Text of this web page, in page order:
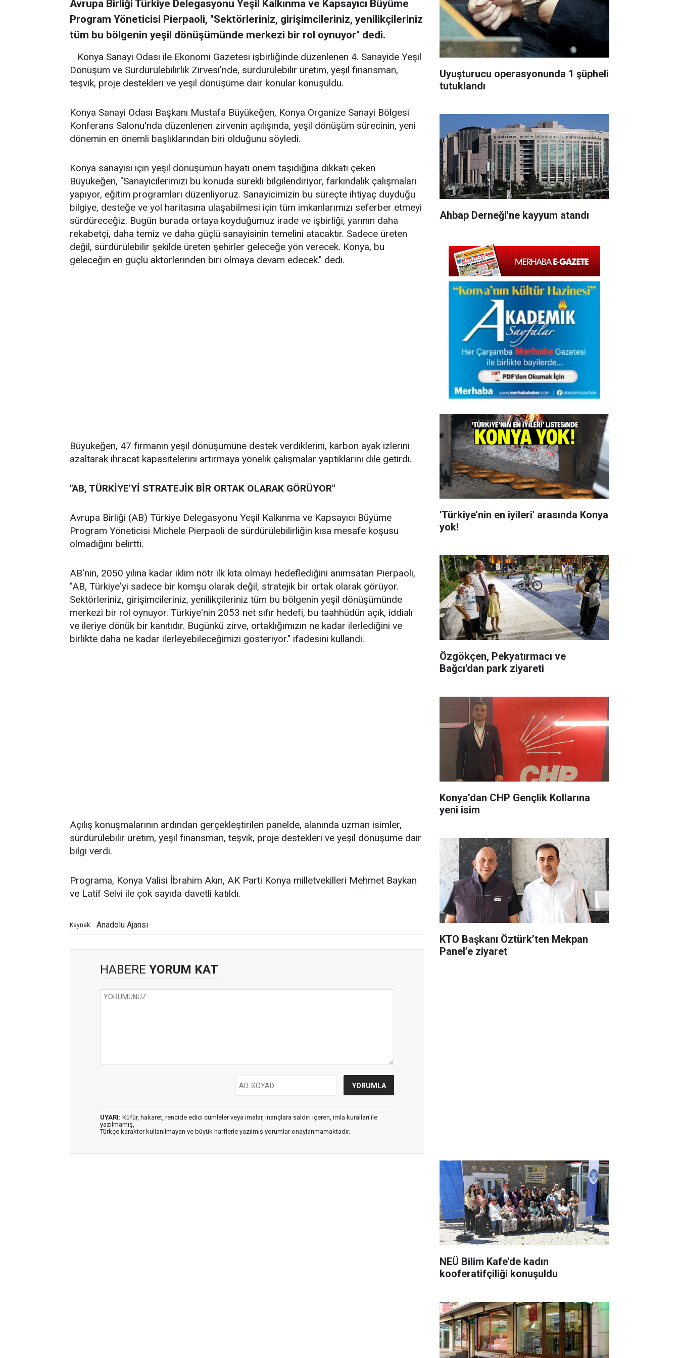
Avrupa Birliği Türkiye Delegasyonu Yeşil Kalkınma ve Kapsayıcı Büyüme
Program Yöneticisi Pierpaoli, "Sektörleriniz, girişimcileriniz, yenilikçileriniz
tüm bu bölgenin yeşil dönüşümünde merkezi bir rol oynuyor" dedi.
Konya Sanayi Odası ile Ekonomi Gazetesi işbirliğinde düzenlenen 4. Sanayide Yeşil
Dönüşüm ve Sürdürülebilirlik Zirvesi'nde, sürdürülebilir üretim, yeşil finansman,
teşvik, proje destekleri ve yeşil dönüşüme dair konular konuşuldu.
Konya Sanayi Odası Başkanı Mustafa Büyükeğen, Konya Organize Sanayi Bölgesi
Konferans Salonu'nda düzenlenen zirvenin açılışında, yeşil dönüşüm sürecinin, yeni
dönemin en önemli başlıklarından biri olduğunu söyledi.
Konya sanayisi için yeşil dönüşümün hayati önem taşıdığına dikkati çeken
Büyükeğen, "Sanayicilerimizi bu konuda sürekli bilgilendiriyor, farkındalık çalışmaları
yapıyor, eğitim programları düzenliyoruz. Sanayicimizin bu süreçte ihtiyaç duyduğu
bilgiye, desteğe ve yol haritasına ulaşabilmesi için tüm imkanlarımızı seferber etmeyi
sürdüreceğiz. Bugün burada ortaya koyduğumuz irade ve işbirliği, yarının daha
rekabetçi, daha temiz ve daha güçlü sanayisinin temelini atacaktır. Sadece üreten
değil, sürdürülebilir şekilde üreten şehirler geleceğe yön verecek. Konya, bu
geleceğin en güçlü aktörlerinden biri olmaya devam edecek." dedi.
Büyükeğen, 47 firmanın yeşil dönüşümüne destek verdiklerini, karbon ayak izlerini
azaltarak ihracat kapasitelerini artırmaya yönelik çalışmalar yaptıklarını dile getirdi.
"AB, TÜRKİYE'Yİ STRATEJİK BİR ORTAK OLARAK GÖRÜYOR"
Avrupa Birliği (AB) Türkiye Delegasyonu Yeşil Kalkınma ve Kapsayıcı Büyüme
Program Yöneticisi Michele Pierpaoli de sürdürülebilirliğin kısa mesafe koşusu
olmadığını belirtti.
AB'nin, 2050 yılına kadar iklim nötr ilk kıta olmayı hedeflediğini anımsatan Pierpaoli,
"AB, Türkiye'yi sadece bir komşu olarak değil, stratejik bir ortak olarak görüyor.
Sektörleriniz, girişimcileriniz, yenilikçileriniz tüm bu bölgenin yeşil dönüşümünde
merkezi bir rol oynuyor. Türkiye'nin 2053 net sıfır hedefi, bu taahhüdün açık, iddialı
ve ileriye dönük bir kanıtıdır. Bugünkü zirve, ortaklığımızın ne kadar ilerlediğini ve
birlikte daha ne kadar ilerleyebileceğimizi gösteriyor." ifadesini kullandı.
Açılış konuşmalarının ardından gerçekleştirilen panelde, alanında uzman isimler,
sürdürülebilir üretim, yeşil finansman, teşvik, proje destekleri ve yeşil dönüşüme dair
bilgi verdi.
Programa, Konya Valisi İbrahim Akın, AK Parti Konya milletvekilleri Mehmet Baykan
ve Latif Selvi ile çok sayıda davetli katıldı.
Kaynak: Anadolu Ajansı
HABERE YORUM KAT
UYARI: Küfür, hakaret, rencide edici cümleler veya imalar, inançlara saldırı içeren, imla kuralları ile
yazılmamış,
Türkçe karakter kullanılmayan ve büyük harflerle yazılmış yorumlar onaylanmamaktadır.
Uyuşturucu operasyonunda 1 şüpheli
tutuklandı
Ahbap Derneği'ne kayyum atandı
'Türkiye’nin en iyileri' arasında Konya
yok!
Özgökçen, Pekyatırmacı ve
Bağcı'dan park ziyareti
Konya’dan CHP Gençlik Kollarına
yeni isim
KTO Başkanı Öztürk’ten Mekpan
Panel’e ziyaret
NEÜ Bilim Kafe'de kadın
kooferatifçiliği konuşuldu